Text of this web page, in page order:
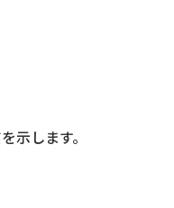
示します。